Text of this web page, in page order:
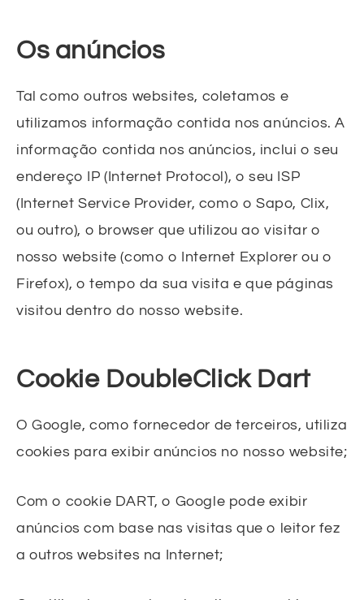
Os anúncios
Tal como outros websites, coletamos e
utilizamos informação contida nos anúncios. A
informação contida nos anúncios, inclui o seu
endereço IP (Internet Protocol), o seu ISP
(Internet Service Provider, como o Sapo, Clix,
ou outro), o browser que utilizou ao visitar o
nosso website (como o Internet Explorer ou o
Firefox), o tempo da sua visita e que páginas
visitou dentro do nosso website.
Cookie DoubleClick Dart
O Google, como fornecedor de terceiros, utiliza
cookies para exibir anúncios no nosso website;
Com o cookie DART, o Google pode exibir
anúncios com base nas visitas que o leitor fez
a outros websites na Internet;